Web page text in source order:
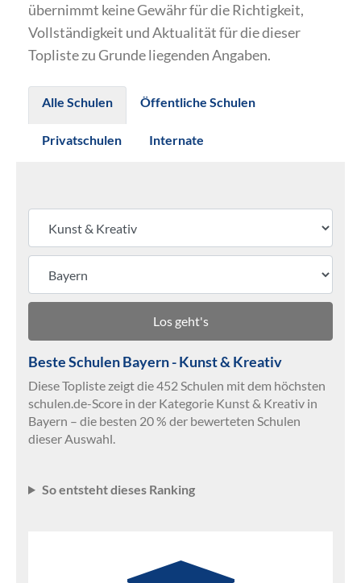
übernimmt keine Gewähr für die Richtigkeit,
Vollständigkeit und Aktualität für die dieser
Topliste zu Grunde liegenden Angaben.
Alle Schulen Öffentliche Schulen
Privatschulen Internate
Los geht's
Beste Schulen Bayern - Kunst & Kreativ
Diese Topliste zeigt die 452 Schulen mit dem höchsten
schulen.de-Score in der Kategorie Kunst & Kreativ in
Bayern – die besten 20 % der bewerteten Schulen
dieser Auswahl.
So entsteht dieses Ranking